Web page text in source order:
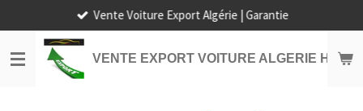
au
contenu
principal
VENTE EXPORT VOITURE ALGERIE HORS
Vente Voiture Export Algérie | Garantie